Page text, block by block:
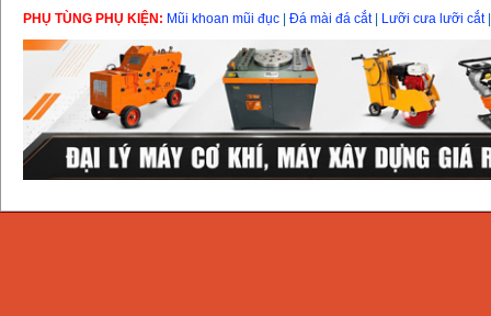
PHỤ TÙNG PHỤ KIỆN: Mũi khoan mũi đục Đá mài đá cắt| Lưỡi cưa lưỡi cắt